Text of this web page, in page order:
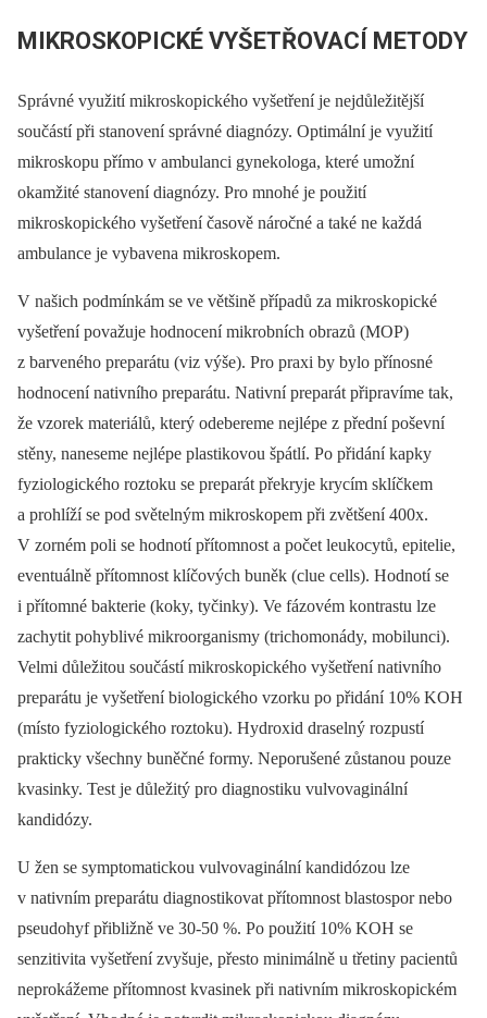
MIKROSKOPICKÉ VYŠETŘOVACÍ METODY
Správné využití mikroskopického vyšetření je nejdůležitější
součástí při stanovení správné diagnózy. Optimální je využití
mikroskopu přímo v ambulanci gynekologa, které umožní
okamžité stanovení diagnózy. Pro mnohé je použití
mikroskopického vyšetření časově náročné a také ne každá
ambulance je vybavena mikroskopem.
V našich podmínkám se ve většině případů za mikroskopické
vyšetření považuje hodnocení mikrobních obrazů (MOP)
z barveného preparátu (viz výše). Pro praxi by bylo přínosné
hodnocení nativního preparátu. Nativní preparát připravíme tak,
že vzorek materiálů, který odebereme nejlépe z přední poševní
stěny, naneseme nejlépe plastikovou špátlí. Po přidání kapky
fyziologického roztoku se preparát překryje krycím sklíčkem
a prohlíží se pod světelným mikroskopem při zvětšení 400x.
V zorném poli se hodnotí přítomnost a počet leukocytů, epitelie,
eventuálně přítomnost klíčových buněk (clue cells). Hodnotí se
i přítomné bakterie (koky, tyčinky). Ve fázovém kontrastu lze
zachytit pohyblivé mikroorganismy (trichomonády, mobilunci).
Velmi důležitou součástí mikroskopického vyšetření nativního
preparátu je vyšetření biologického vzorku po přidání 10% KOH
(místo fyziologického roztoku). Hydroxid draselný rozpustí
prakticky všechny buněčné formy. Neporušené zůstanou pouze
kvasinky. Test je důležitý pro diagnostiku vulvovaginální
kandidózy.
U žen se symptomatickou vulvovaginální kandidózou lze
v nativním preparátu diagnostikovat přítomnost blastospor nebo
pseudohyf přibližně ve 30-50 %. Po použití 10% KOH se
senzitivita vyšetření zvyšuje, přesto minimálně u třetiny pacientů
neprokážeme přítomnost kvasinek při nativním mikroskopickém